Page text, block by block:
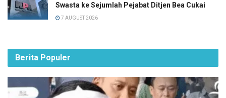
Swasta ke Sejumlah Pejabat Ditjen Bea Cukai
7 AUGUST 2026
Berita Populer